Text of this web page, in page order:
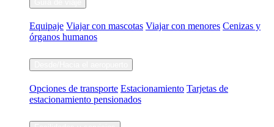
Equipaje Viajar con mascotas Viajar con menores Cenizas y
órganos humanos
Opciones de transporte Estacionamiento Tarjetas de
estacionamiento pensionados